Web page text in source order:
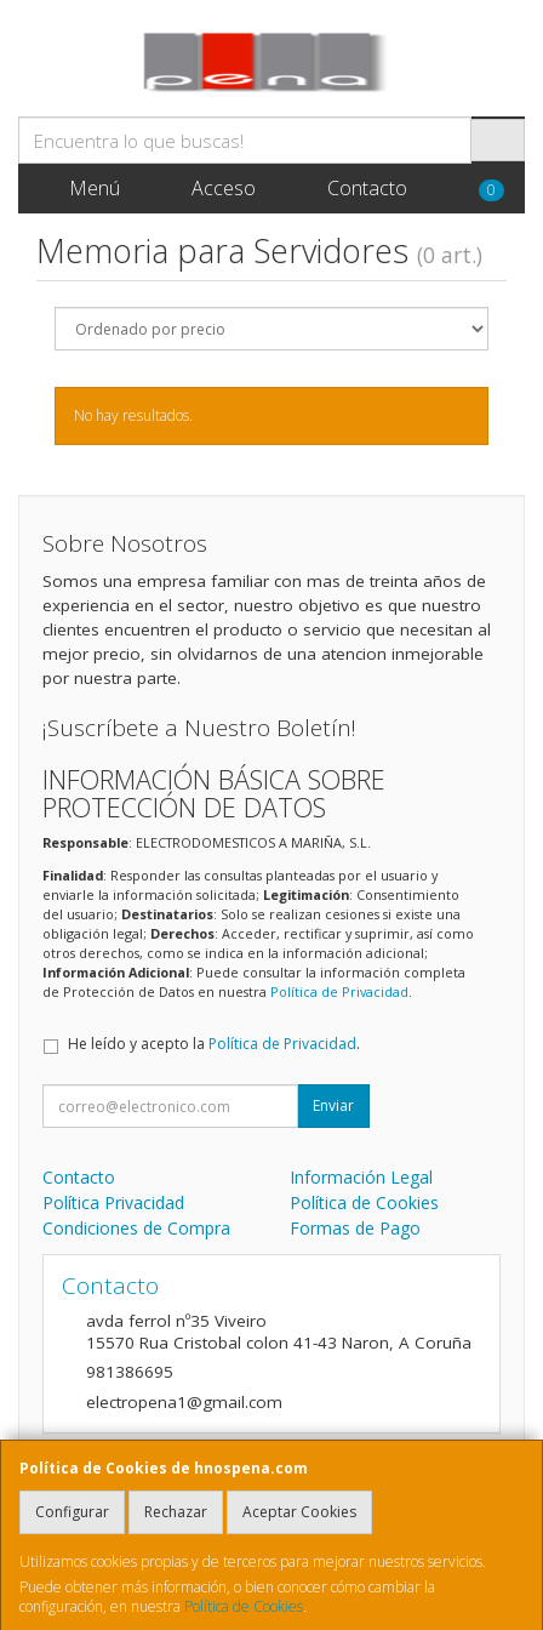
Menú Acceso Contacto 0
Memoria para Servidores (0 art.)
No hay resultados.
Política de Cookies de hnospena.com
Configurar Rechazar Aceptar Cookies
Utilizamos cookies propias y de terceros para mejorar nuestros servicios.
Puede obtener más información, o bien conocer cómo cambiar la
configuración, en nuestra Política de Cookies.
Sobre Nosotros
Somos una empresa familiar con mas de treinta años de
experiencia en el sector, nuestro objetivo es que nuestro
clientes encuentren el producto o servicio que necesitan al
mejor precio, sin olvidarnos de una atencion inmejorable
por nuestra parte.
¡Suscríbete a Nuestro Boletín!
INFORMACIÓN BÁSICA SOBRE
PROTECCIÓN DE DATOS
Responsable: ELECTRODOMESTICOS A MARIÑA, S.L.
Finalidad: Responder las consultas planteadas por el usuario y
enviarle la información solicitada; Legitimación: Consentimiento
del usuario; Destinatarios: Solo se realizan cesiones si existe una
obligación legal; Derechos: Acceder, rectificar y suprimir, así como
otros derechos, como se indica en la información adicional;
Información Adicional: Puede consultar la información completa
de Protección de Datos en nuestra Política de Privacidad
He leído y acepto la Política de Privacidad.
Enviar
Contacto
Información Legal
Política Privacidad
Política de Cookies
Condiciones de Compra
Formas de Pago
Contacto
avda ferrol nº35 Viveiro
15570 Rua Cristobal colon 41-43 Naron, A Coruña
981386695
electropena1@gmail.com
Horario
9:00 a 14:00 y de 16:00 A 20:00
, , , , España. - C.I.F.: B70410436 - Tfno: